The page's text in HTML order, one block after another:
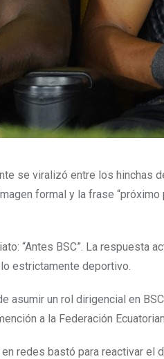
se viralizó entre los hinchas
formal y la frase
“Antes BSC”. La respuesta
estrictamente deportivo.
asumir un rol dirigencial en
a la Federación
redes bastó para reactivar el